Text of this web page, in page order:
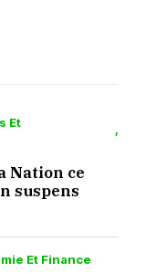
Et
Nation ce
suspens
Et Finance